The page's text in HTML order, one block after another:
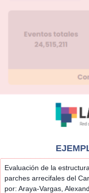
Evaluación de la
parches arrecifales del
por: Araya-Vargas,